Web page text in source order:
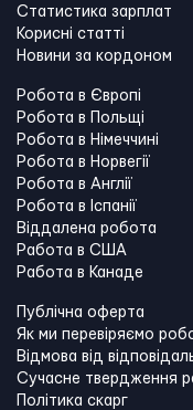
Статистика зарплат
Корисні статті
Новини за кордоном
Робота в Європі
Робота в Польщі
Робота в Німеччині
Робота в Норвегії
Робота в Англії
Робота в Іспанії
Віддалена робота
Работа в США
Работа в Канадe
Публічна оферта
Як ми перевіряємо
Відмова від
Сучасне твердження
Політика скарг